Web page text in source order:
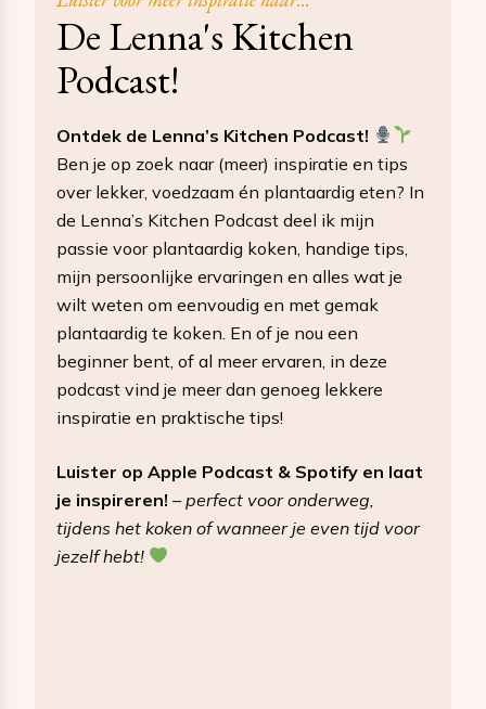
De Lenna's Kitchen
Podcast!
Ontdek de Lenna’s Kitchen Podcast!
Ben je op zoek naar (meer) inspiratie en tips
over lekker, voedzaam én plantaardig eten? In
de Lenna’s Kitchen Podcast deel ik mijn
passie voor plantaardig koken, handige tips,
mijn persoonlijke ervaringen en alles wat je
wilt weten om eenvoudig en met gemak
plantaardig te koken. En of je nou een
beginner bent, of al meer ervaren, in deze
podcast vind je meer dan genoeg lekkere
inspiratie en praktische tips!
Luister op Apple Podcast & Spotify en laat
je inspireren! – perfect voor onderweg,
tijdens het koken of wanneer je even tijd voor
jezelf hebt!